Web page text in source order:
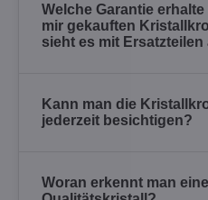
Welche Garantie
mir gekauften
sieht es mit Ersatzteilen
Kann man die
jederzeit besichtigen?
Woran erkennt man